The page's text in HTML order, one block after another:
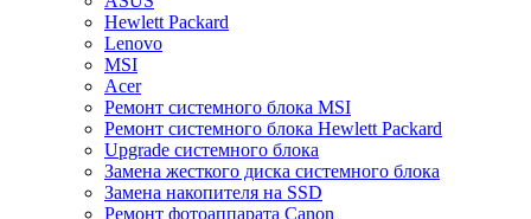
Hewlett Packard
Lenovo
MSI
Acer
Ремонт системного блока MSI
Ремонт системного блока Hewlett Packard
Upgrade системного блока
Замена жесткого диска системного блока
Замена накопителя на SSD
Ремонт фотоаппарата Canon